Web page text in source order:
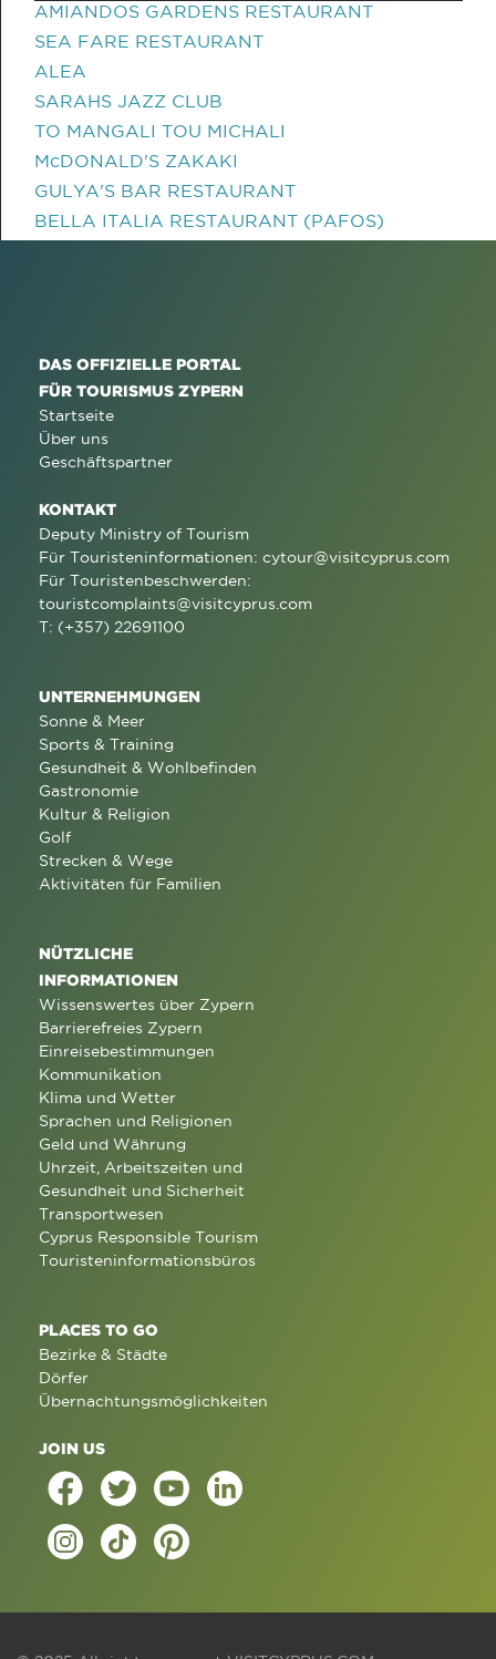
AMIANDOS GARDENS RESTAURANT
SEA FARE RESTAURANT
ALEA
SARAHS JAZZ CLUB
TO MANGALI TOU MICHALI
McDONALD'S ZAKAKI
GULYA'S BAR RESTAURANT
BELLA ITALIA RESTAURANT (PAFOS)
DAS OFFIZIELLE PORTAL
FÜR TOURISMUS ZYPERN
Startseite
Über uns
Geschäftspartner
KONTAKT
Deputy Ministry of Tourism
Für Touristeninformationen: cytour@visitcyprus.com
Für Touristenbeschwerden:
touristcomplaints@visitcyprus.com
T: (+357) 22691100
UNTERNEHMUNGEN
Sonne & Meer
Sports & Training
Gesundheit & Wohlbefinden
Gastronomie
Kultur & Religion
Golf
Strecken & Wege
Aktivitäten für Familien
NÜTZLICHE
INFORMATIONEN
Wissenswertes über Zypern
Barrierefreies Zypern
Einreisebestimmungen
Kommunikation
Klima und Wetter
Sprachen und Religionen
Geld und Währung
Uhrzeit, Arbeitszeiten und
Gesundheit und Sicherheit
Transportwesen
Cyprus Responsible Tourism
Touristeninformationsbüros
PLACES TO GO
Bezirke & Städte
Dörfer
Übernachtungsmöglichkeiten
JOIN US